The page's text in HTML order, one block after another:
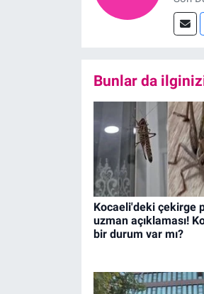
Bunlar da
Kocaeli'deki çekirge
uzman açıklaması!
bir durum var mı?